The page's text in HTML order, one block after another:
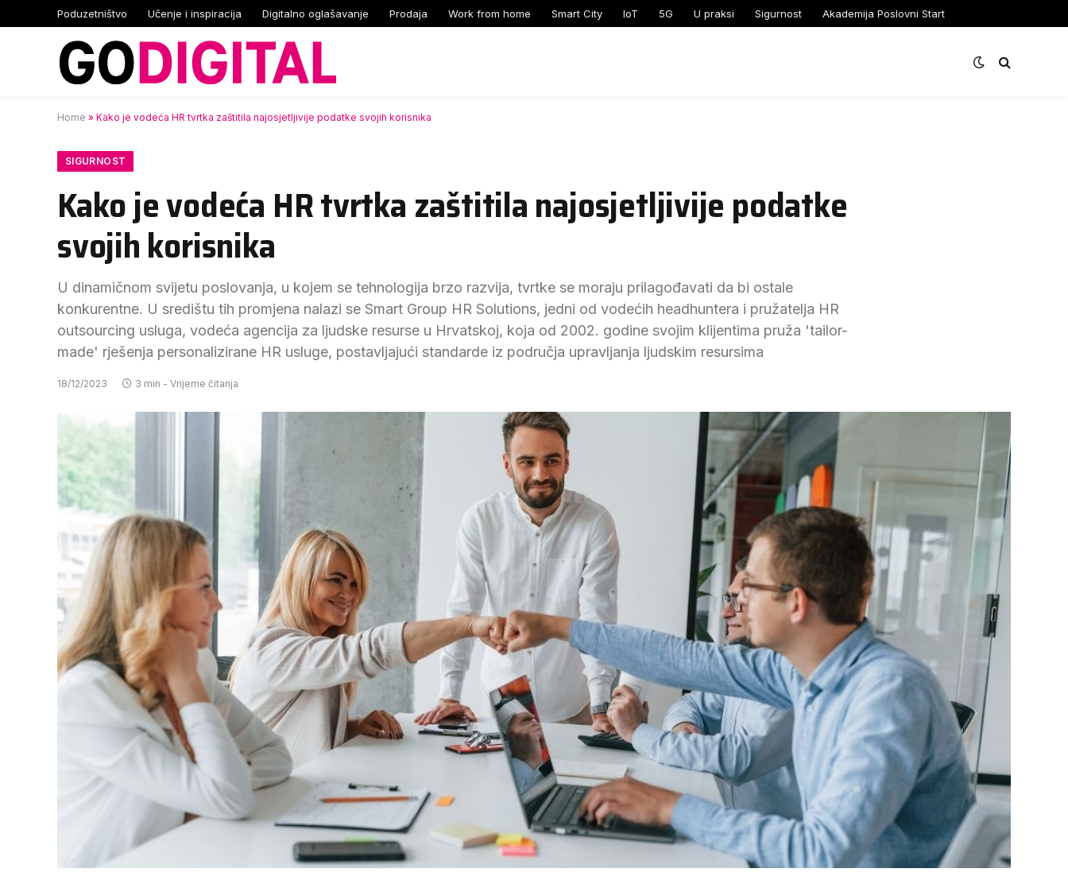
Poduzetništvo Učenje i inspiracija Digitalno oglašavanje Prodaja Work from home Smart City IoT 5G U praksi Sigurnost Akademija Poslovni Start
Home » Kako je vodeća HR tvrtka zaštitila najosjetljivije podatke svojih korisnika
SIGURNOST
Kako je vodeća HR tvrtka zaštitila najosjetljivije podatke
svojih korisnika
U dinamičnom svijetu poslovanja, u kojem se tehnologija brzo razvija, tvrtke se moraju prilagođavati da bi ostale
konkurentne. U središtu tih promjena nalazi se Smart Group HR Solutions, jedni od vodećih headhuntera i pružatelja HR
outsourcing usluga, vodeća agencija za ljudske resurse u Hrvatskoj, koja od 2002. godine svojim klijentima pruža 'tailor-
made' rješenja personalizirane HR usluge, postavljajući standarde iz područja upravljanja ljudskim resursima
18/12/2023 3 min - Vrijeme čitanja